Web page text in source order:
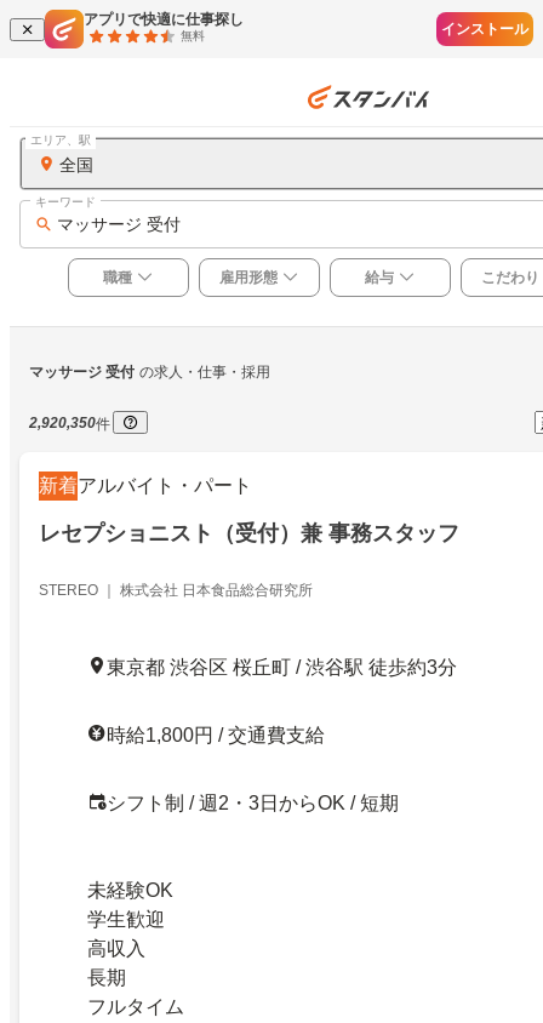
アプリで快適に仕事探し
無料 インストール
全国
エリア、駅
マッサージ 受付
キーワード
職種 雇用形態 給与 こだわり
マッサージ 受付 の求人・仕事・採用
2,920,350件
新着アルバイト・パート
レセプショニスト（受付）兼 事務スタッフ
STEREO ｜ 株式会社 日本食品総合研究所
東京都 渋谷区 桜丘町 / 渋谷駅 徒歩約3分
時給1,800円 / 交通費支給
シフト制 / 週2・3日からOK / 短期
未経験OK
学生歓迎
高収入
長期
フルタイム